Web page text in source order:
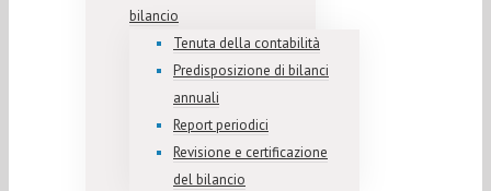
bilancio
Tenuta della contabilità
Predisposizione di bilanci
annuali
Report periodici
Revisione e certificazione
del bilancio